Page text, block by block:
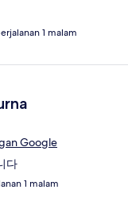
1 malam
Google
다
1 malam